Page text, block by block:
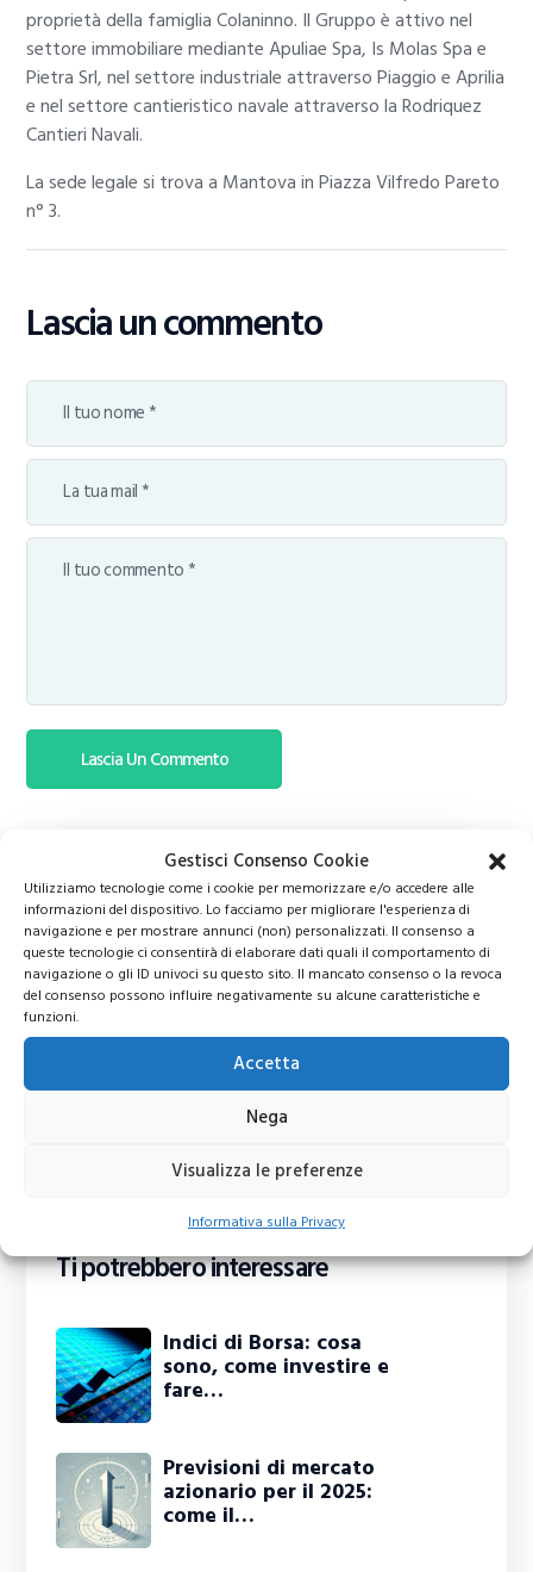
Gestisci Consenso Cookie
Utilizziamo tecnologie come i cookie per memorizzare e/o accedere alle
informazioni del dispositivo. Lo facciamo per migliorare l'esperienza di
navigazione e per mostrare annunci (non) personalizzati. Il consenso a
queste tecnologie ci consentirà di elaborare dati quali il comportamento di
navigazione o gli ID univoci su questo sito. Il mancato consenso o la revoca
del consenso possono influire negativamente su alcune caratteristiche e
funzioni.
Accetta
Nega
Visualizza le preferenze
Informativa sulla Privacy
proprietà della famiglia Colaninno. Il Gruppo è attivo nel
settore immobiliare mediante Apuliae Spa, Is Molas Spa e
Pietra Srl, nel settore industriale attraverso Piaggio e Aprilia
e nel settore cantieristico navale attraverso la Rodriquez
Cantieri Navali.
La sede legale si trova a Mantova in Piazza Vilfredo Pareto
n° 3.
Lascia un commento
Ti potrebbero interessare
Indici di Borsa: cosa
sono, come investire e
fare…
Previsioni di mercato
azionario per il 2025:
come il…